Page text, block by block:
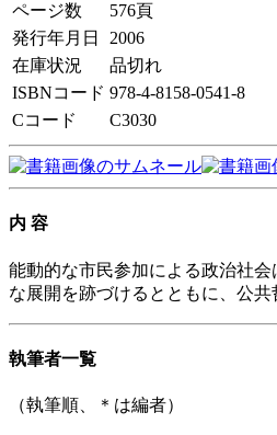
ページ数
576頁
発行年月日
2006
在庫状況
品切れ
ISBNコード 978-4-8158-0541-8
Cコード
C3030
内 容
能動的な市民参加による政治社
な展開を跡づけるとともに、公
執筆者一覧
（執筆順、＊は編者）